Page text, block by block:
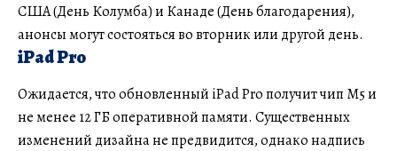
США (День Колумба) и Канаде (День благодарения),
анонсы могут состояться во вторник или другой день.
iPad Pro
Ожидается, что обновленный iPad Pro получит чип M5 и
не менее 12 ГБ оперативной памяти. Существенных
изменений дизайна не предвидится, однако надпись